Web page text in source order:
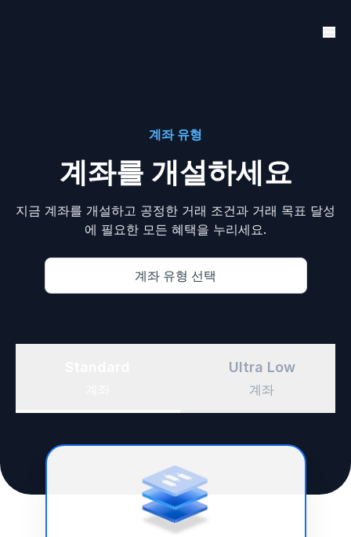
계좌 유형
계좌를 개설하세요
지금 계좌를 개설하고 공정한 거래 조건과 거래 목표 달성
에 필요한 모든 혜택을 누리세요.
계좌 유형 선택
Ultra Low
계좌